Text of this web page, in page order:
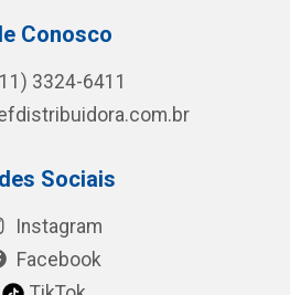
Conosco
3324-6411
Sociais
Instagram
Facebook